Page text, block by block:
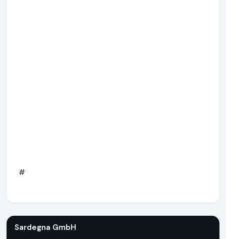
#
Sardegna GmbH